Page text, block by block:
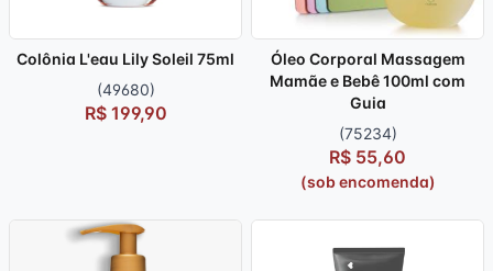
Colônia L'eau Lily Soleil 75ml
(49680)
R$ 199,90
Óleo Corporal Massagem
Mamãe e Bebê 100ml com
Guia
(75234)
R$ 55,60
(sob encomenda)